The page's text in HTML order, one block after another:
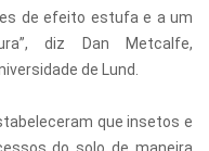
de efeito estufa e a um
diz Dan Metcalfe,
de Lund.
que insetos e